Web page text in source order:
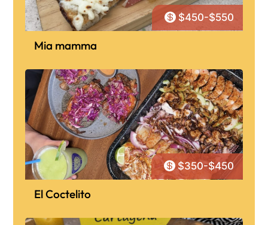
 $450-$550
Mia mamma
 $350-$450
El Coctelito